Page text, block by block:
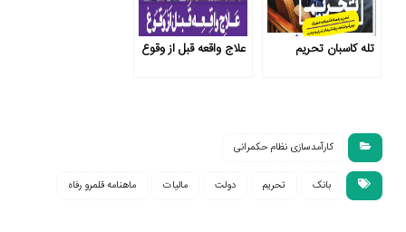
تله کاسبان تحریم علاج واقعه قبل از وقوع
کارآمدسازی نظام حکمرانی
بانک تحریم دولت مالیات ماهنامه قلمرو رفاه